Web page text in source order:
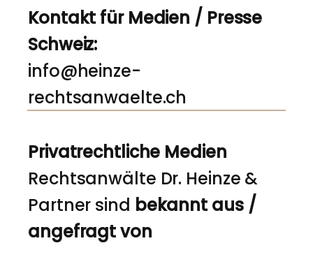
Kontakt für Medien / Presse
Schweiz:
info@heinze-
rechtsanwaelte.ch
Privatrechtliche Medien
Rechtsanwälte Dr. Heinze &
Partner sind bekannt aus /
angefragt von